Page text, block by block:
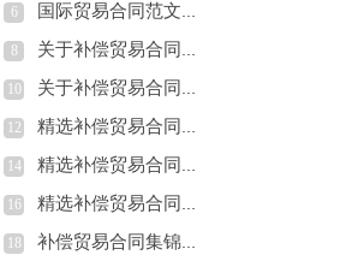
6 国际贸易合同范文汇总8篇
8 关于补偿贸易合同模板集合8篇
10 关于补偿贸易合同合集六篇
12 精选补偿贸易合同锦集十篇
14 精选补偿贸易合同范文五篇
16 精选补偿贸易合同锦集七篇
18 补偿贸易合同集锦10篇